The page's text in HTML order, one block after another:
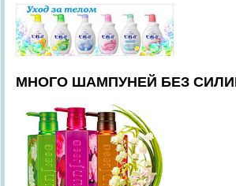
МНОГО ШАМПУНЕЙ БЕЗ